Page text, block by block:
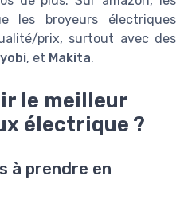
les broyeurs électriques
prix, surtout avec des
, et Makita.
le meilleur
électrique ?
à prendre en